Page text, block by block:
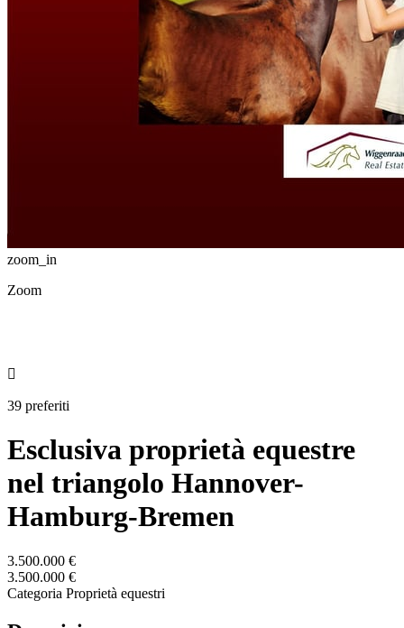
zoom_in
Zoom

39 preferiti
Esclusiva proprietà equestre
nel triangolo Hannover-
Hamburg-Bremen
3.500.000 €
3.500.000 €
Categoria Proprietà equestri